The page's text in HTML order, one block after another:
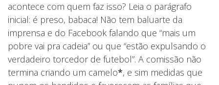
acontece com quem faz isso? Leia o parágrafo
inicial: é preso, babaca! Não tem baluarte da
imprensa e do Facebook falando que “mais um
pobre vai pra cadeia” ou que “estão expulsando o
verdadeiro torcedor de futebol”. A comissão não
termina criando um camelo*, e sim medidas que